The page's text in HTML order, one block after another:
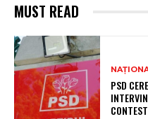
MUST READ
PSD